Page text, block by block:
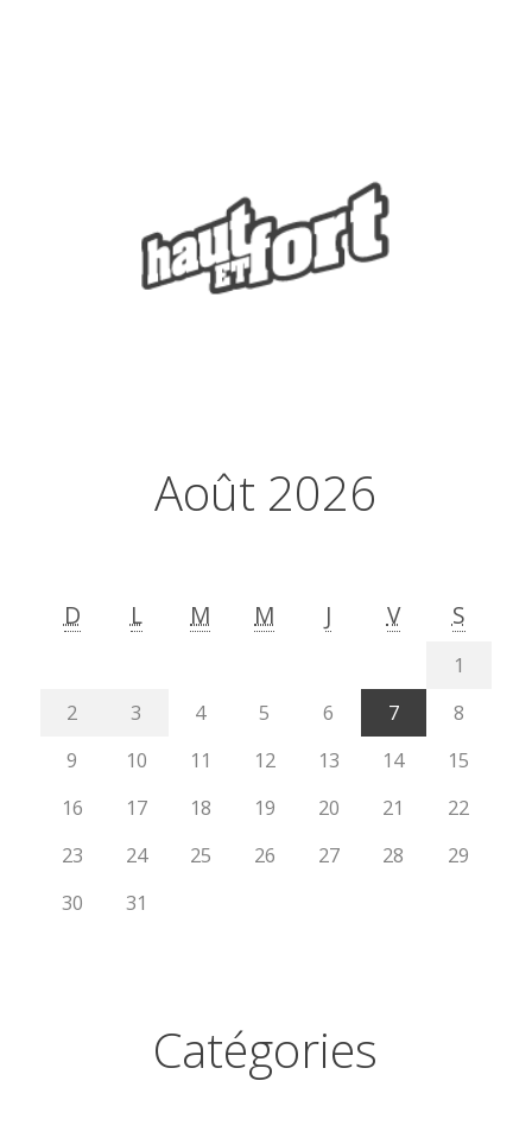
Août 2026
D L M M J V S
1
2
3 4 5 6 7
8
9
10 11 12 13 14
15
16
17 18 19 20 21
22
23
24 25 26 27 28
29
30
31
Catégories